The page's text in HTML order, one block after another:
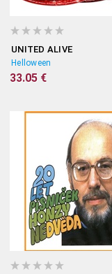
UNITED ALIVE
Helloween
33.05 €